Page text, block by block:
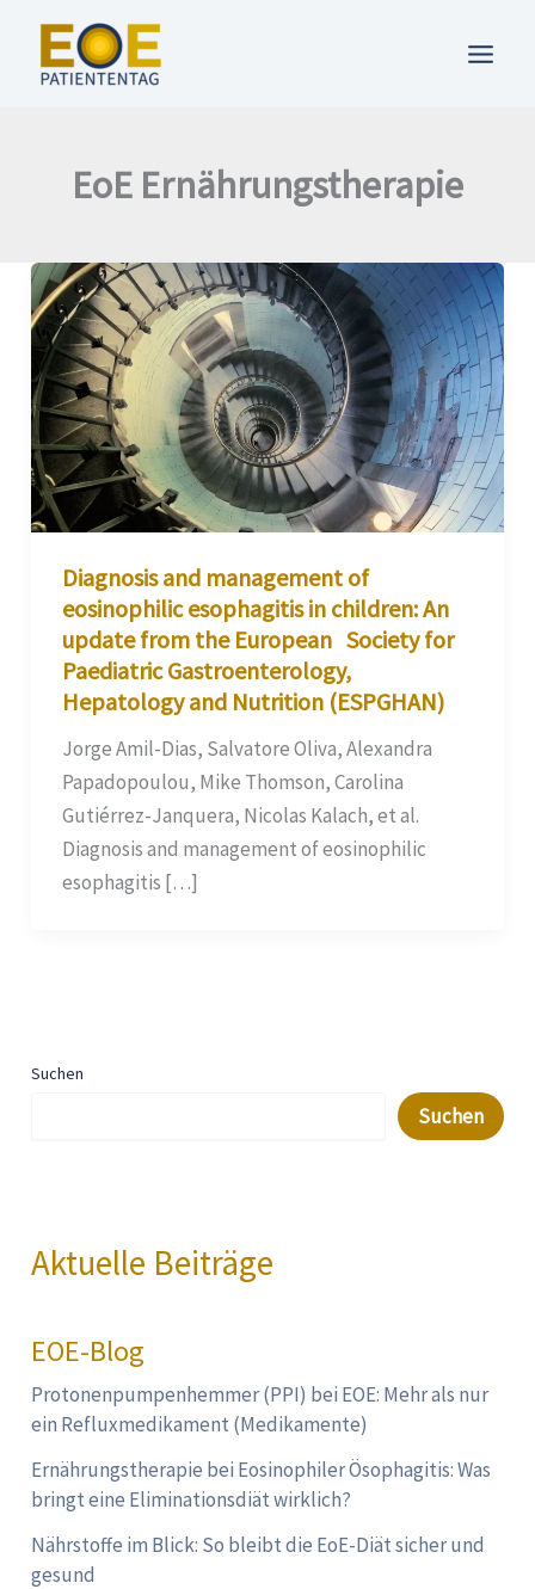
springen
EoE Ernährungstherapie
Diagnosis and management of
eosinophilic esophagitis in children: An
update from the European Society for
Paediatric Gastroenterology,
Hepatology and Nutrition (ESPGHAN)
Jorge Amil-Dias, Salvatore Oliva, Alexandra
Papadopoulou, Mike Thomson, Carolina
Gutiérrez-Janquera, Nicolas Kalach, et al.
Diagnosis and management of eosinophilic
esophagitis […]
Suchen
Suchen
Aktuelle Beiträge
EOE-Blog
Protonenpumpenhemmer (PPI) bei EOE: Mehr als nur
ein Refluxmedikament (Medikamente)
Ernährungstherapie bei Eosinophiler Ösophagitis: Was
bringt eine Eliminationsdiät wirklich?
Nährstoffe im Blick: So bleibt die EoE-Diät sicher und
gesund